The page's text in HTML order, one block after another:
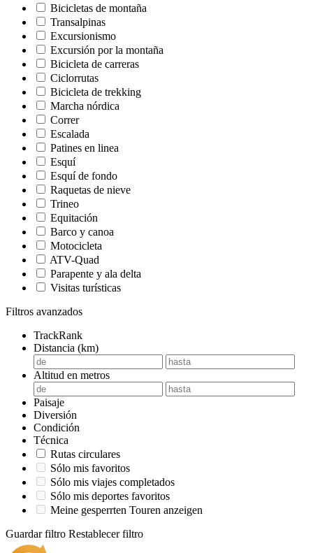
Bicicletas de montaña
Transalpinas
Excursionismo
Excursión por la montaña
Bicicleta de carreras
Ciclorrutas
Bicicleta de trekking
Marcha nórdica
Correr
Escalada
Patines en linea
Esquí
Esquí de fondo
Raquetas de nieve
Trineo
Equitación
Barco y canoa
Motocicleta
ATV-Quad
Parapente y ala delta
Visitas turísticas
Filtros avanzados
TrackRank
Distancia (km)
Altitud en metros
Paisaje
Diversión
Condición
Técnica
Rutas circulares
Sólo mis favoritos
Sólo mis viajes completados
Sólo mis deportes favoritos
Meine gesperrten Touren anzeigen
Guardar filtro Restablecer filtro